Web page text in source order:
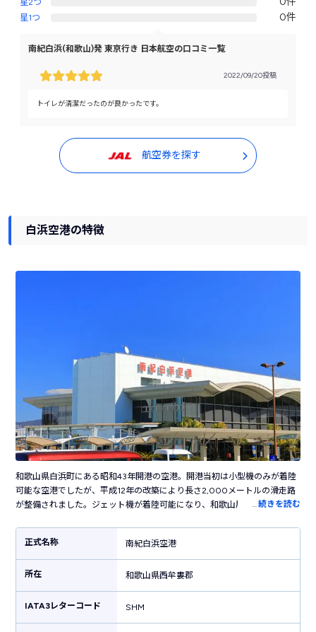
星2つ
星1つ 0件
南紀白浜(和歌山)発 東京行き 日本航空の口コミ一覧
2022/09/20投稿
トイレが清潔だったのが良かったです。
航空券を探す
白浜空港の特徴
和歌山県白浜町にある昭和43年開港の空港。開港当初は小型機のみが着陸
可能な空港でしたが、平成12年の改築により長さ2,000メートルの滑走路
が整備されました。ジェット機が着陸可能になり、和歌山屈指の人気エリ
ります。周辺にはパンダが人気の「アドベンチャーワールド」や自然が造
り出した美しい景勝地「千畳敷」、南国リゾート気分が味わえる「白良
浜」など、人気の観光地が多数。空港から和歌山の各方面へのバスが運行
しており、和歌山観光の起点にピッタリの空港です。
…続きを読む
正式名称 南紀白浜空港
所在 和歌山県西牟婁郡
IATA3レターコード SHM